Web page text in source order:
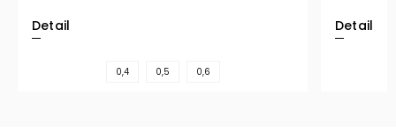
Detail
0,4 0,5 0,6
Detail